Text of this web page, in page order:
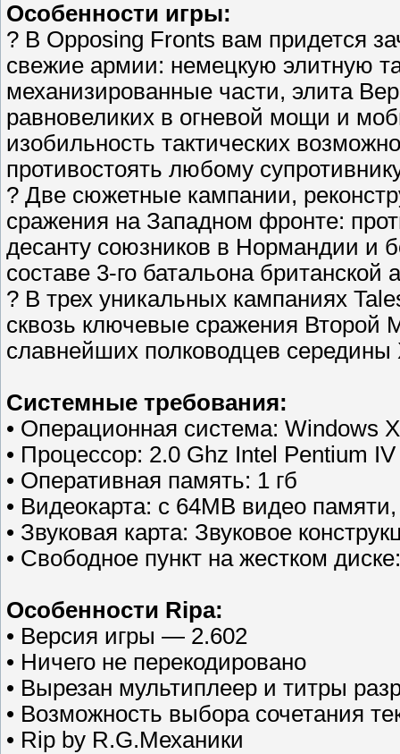
Особенности игры:
? В Opposing Fronts вам придется
свежие армии: немецкую элитную
механизированные части, элита
равновеликих в огневой мощи и
изобильность тактических
противостоять любому
? Две сюжетные кампании,
сражения на Западном фронте:
десанту союзников в Нормандии и
составе 3-го батальона британской
? В трех уникальных кампаниях
сквозь ключевые сражения Второй
славнейших полководцев
Системные требования:
• Операционная система: Windows
• Процессор: 2.0 Ghz Intel Pentium
• Оперативная память: 1 гб
• Видеокарта: c 64MB видео
• Звуковая карта: Звуковое
• Свободное пункт на жестком
Особенности Ripa:
• Версия игры — 2.602
• Ничего не перекодировано
• Вырезан мультиплеер и титры
• Возможность выбора сочетания
• Rip by R.G.Механики